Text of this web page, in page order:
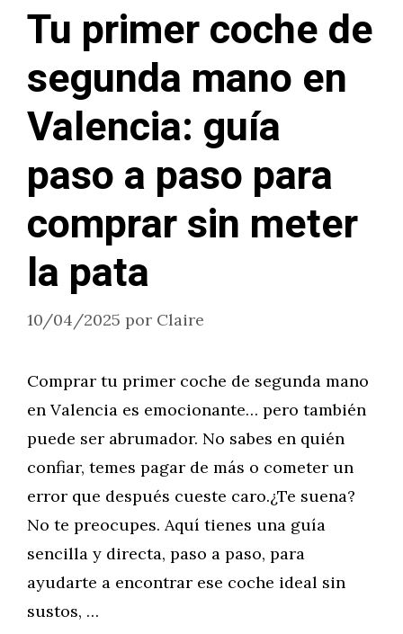
Tu primer coche de
segunda mano en
Valencia: guía
paso a paso para
comprar sin meter
la pata
10/04/2025 por Claire
Comprar tu primer coche de segunda mano
en Valencia es emocionante… pero también
puede ser abrumador. No sabes en quién
confiar, temes pagar de más o cometer un
error que después cueste caro.¿Te suena?
No te preocupes. Aquí tienes una guía
sencilla y directa, paso a paso, para
ayudarte a encontrar ese coche ideal sin
sustos, …